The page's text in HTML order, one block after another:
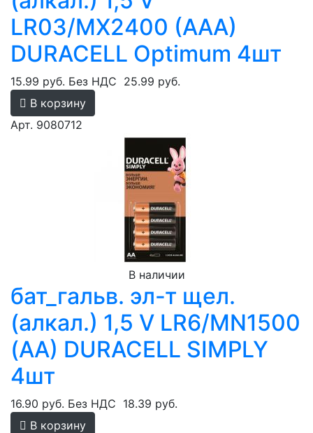
LR03/MX2400 (AAA)
DURACELL Optimum 4шт
15.99 руб. Без НДС 25.99 руб.
В корзину
Арт. 9080712
В наличии
бат_гальв. эл-т щел.
(алкал.) 1,5 V LR6/MN1500
(AA) DURACELL SIMPLY
4шт
16.90 руб. Без НДС 18.39 руб.
В корзину